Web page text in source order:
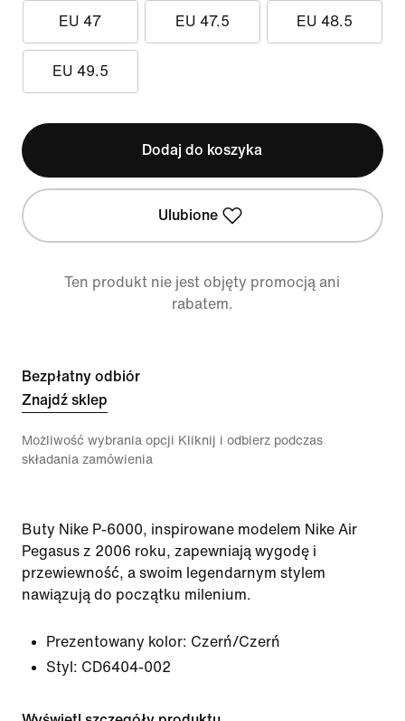
EU 47 EU 47.5 EU 48.5
EU 49.5
Dodaj do koszyka
Ulubione
Ten produkt nie jest objęty promocją ani
rabatem.
Bezpłatny odbiór
Znajdź sklep
Możliwość wybrania opcji Kliknij i odbierz podczas
składania zamówienia
Buty Nike P-6000, inspirowane modelem Nike Air
Pegasus z 2006 roku, zapewniają wygodę i
przewiewność, a swoim legendarnym stylem
nawiązują do początku milenium.
Prezentowany kolor: Czerń/Czerń
Styl: CD6404-002